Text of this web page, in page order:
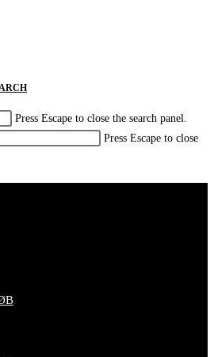
Press Escape to close the search panel.
Press Escape to close